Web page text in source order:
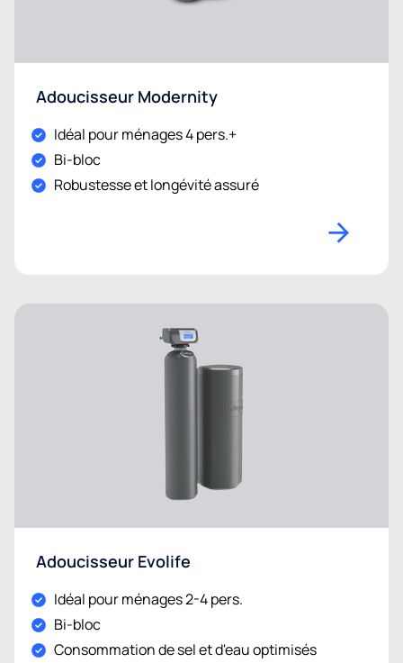
Adoucisseur Modernity
Idéal pour ménages 4 pers.+
Bi-bloc
Robustesse et longévité assuré
Adoucisseur Evolife
Idéal pour ménages 2-4 pers.
Bi-bloc
Consommation de sel et d'eau optimisés